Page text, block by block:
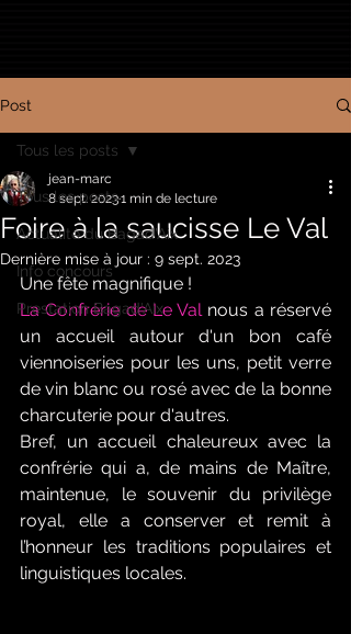
Post
Tous les posts
Actualité du Bagad'Aix
Info concours
Prestation Bagad'Aix
Tous les posts
Foire à la saucisse Le Val
jean-marc
8 sept. 20231 min de lecture
Dernière mise à jour : 9 sept. 2023
Une fête magnifique !
La Confrérie de Le Val nous a réservé
un accueil autour d'un bon café
viennoiseries pour les uns, petit verre
de vin blanc ou rosé avec de la bonne
charcuterie pour d'autres.
Bref, un accueil chaleureux avec la
confrérie qui a, de mains de Maître,
maintenue, le souvenir du privilège
royal, elle a conserver et remit à
l’honneur les traditions populaires et
linguistiques locales.